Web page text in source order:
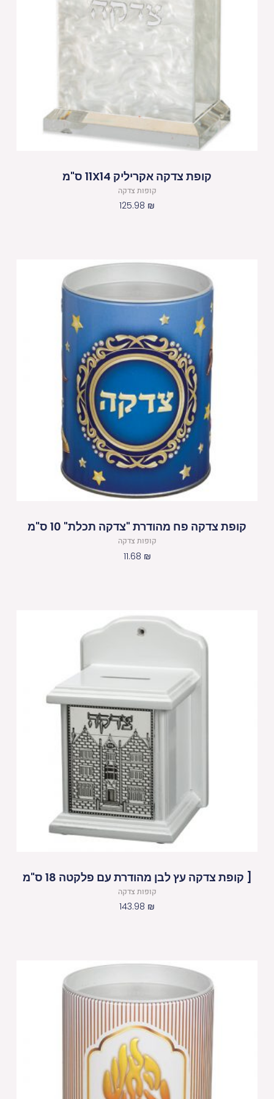
קופת צדקה אקריליק 11X14 ס"מ
קופות צדקה
125.98 ₪
קופת צדקה פח מהודרת "צדקה תכלת" 10 ס"מ
קופות צדקה
11.68 ₪
[ קופת צדקה עץ לבן מהודרת עם פלקטה 18 ס"מ
קופות צדקה
143.98 ₪